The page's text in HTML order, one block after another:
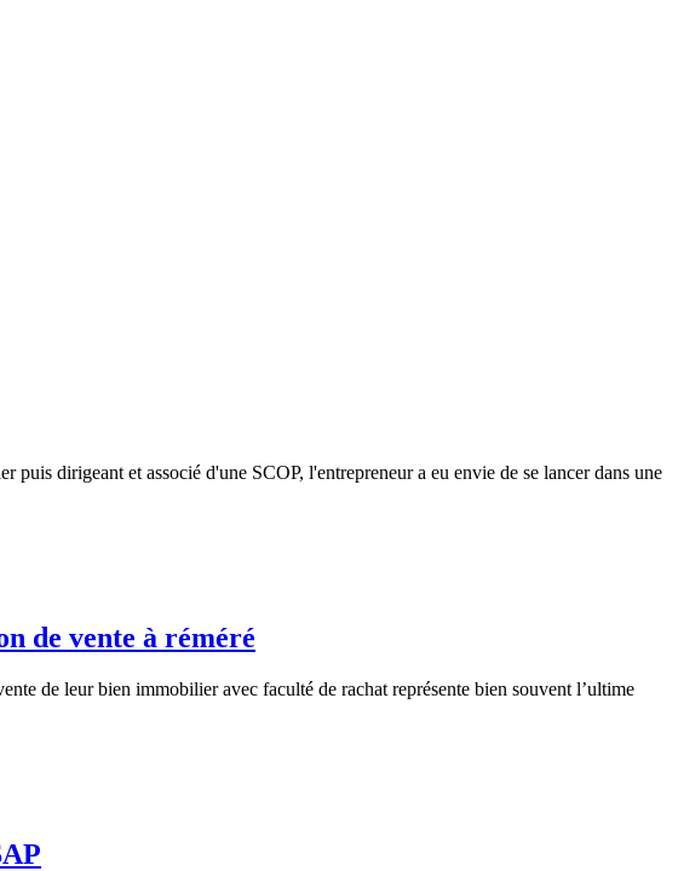
dirigeant et associé d'une SCOP, l'entrepreneur a eu envie de se lancer dans une
de vente à réméré
de leur bien immobilier avec faculté de rachat représente bien souvent l’ultime